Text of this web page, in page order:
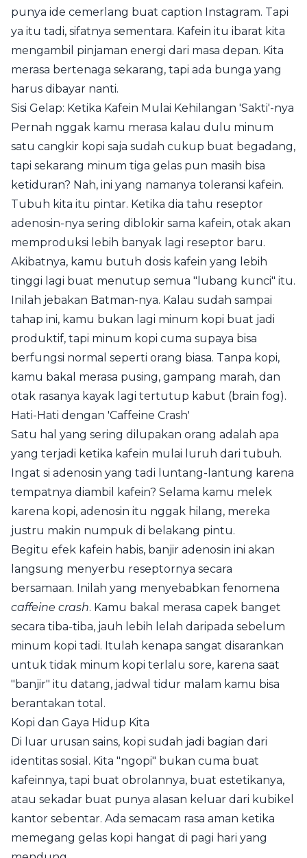
punya ide cemerlang buat caption Instagram. Tapi
ya itu tadi, sifatnya sementara. Kafein itu ibarat kita
mengambil pinjaman energi dari masa depan. Kita
merasa bertenaga sekarang, tapi ada bunga yang
harus dibayar nanti.
Sisi Gelap: Ketika Kafein Mulai Kehilangan 'Sakti'-nya
Pernah nggak kamu merasa kalau dulu minum
satu cangkir kopi saja sudah cukup buat begadang,
tapi sekarang minum tiga gelas pun masih bisa
ketiduran? Nah, ini yang namanya toleransi kafein.
Tubuh kita itu pintar. Ketika dia tahu reseptor
adenosin-nya sering diblokir sama kafein, otak akan
memproduksi lebih banyak lagi reseptor baru.
Akibatnya, kamu butuh dosis kafein yang lebih
tinggi lagi buat menutup semua "lubang kunci" itu.
Inilah jebakan Batman-nya. Kalau sudah sampai
tahap ini, kamu bukan lagi minum kopi buat jadi
produktif, tapi minum kopi cuma supaya bisa
berfungsi normal seperti orang biasa. Tanpa kopi,
kamu bakal merasa pusing, gampang marah, dan
otak rasanya kayak lagi tertutup kabut (brain fog).
Hati-Hati dengan 'Caffeine Crash'
Satu hal yang sering dilupakan orang adalah apa
yang terjadi ketika kafein mulai luruh dari tubuh.
Ingat si adenosin yang tadi luntang-lantung karena
tempatnya diambil kafein? Selama kamu melek
karena kopi, adenosin itu nggak hilang, mereka
justru makin numpuk di belakang pintu.
Begitu efek kafein habis, banjir adenosin ini akan
langsung menyerbu reseptornya secara
bersamaan. Inilah yang menyebabkan fenomena
caffeine crash. Kamu bakal merasa capek banget
secara tiba-tiba, jauh lebih lelah daripada sebelum
minum kopi tadi. Itulah kenapa sangat disarankan
untuk tidak minum kopi terlalu sore, karena saat
"banjir" itu datang, jadwal tidur malam kamu bisa
berantakan total.
Kopi dan Gaya Hidup Kita
Di luar urusan sains, kopi sudah jadi bagian dari
identitas sosial. Kita "ngopi" bukan cuma buat
kafeinnya, tapi buat obrolannya, buat estetikanya,
atau sekadar buat punya alasan keluar dari kubikel
kantor sebentar. Ada semacam rasa aman ketika
memegang gelas kopi hangat di pagi hari yang